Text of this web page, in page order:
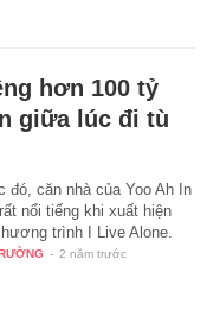
hơn 100 tỷ
giữa lúc đi tù
đó, căn nhà của Yoo Ah In
nổi tiếng khi xuất hiện
trình I Live Alone.
- 2 năm trước